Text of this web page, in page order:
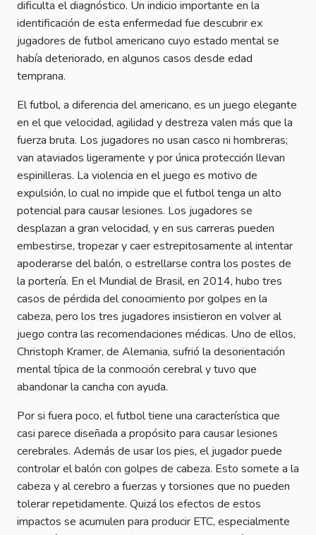
dificulta el diagnóstico. Un indicio importante en la
identificación de esta enfermedad fue descubrir ex
jugadores de futbol americano cuyo estado mental se
había deteriorado, en algunos casos desde edad
temprana.
El futbol, a diferencia del americano, es un juego elegante
en el que velocidad, agilidad y destreza valen más que la
fuerza bruta. Los jugadores no usan casco ni hombreras;
van ataviados ligeramente y por única protección llevan
espinilleras. La violencia en el juego es motivo de
expulsión, lo cual no impide que el futbol tenga un alto
potencial para causar lesiones. Los jugadores se
desplazan a gran velocidad, y en sus carreras pueden
embestirse, tropezar y caer estrepitosamente al intentar
apoderarse del balón, o estrellarse contra los postes de
la portería. En el Mundial de Brasil, en 2014, hubo tres
casos de pérdida del conocimiento por golpes en la
cabeza, pero los tres jugadores insistieron en volver al
juego contra las recomendaciones médicas. Uno de ellos,
Christoph Kramer, de Alemania, sufrió la desorientación
mental típica de la conmoción cerebral y tuvo que
abandonar la cancha con ayuda.
Por si fuera poco, el futbol tiene una característica que
casi parece diseñada a propósito para causar lesiones
cerebrales. Además de usar los pies, el jugador puede
controlar el balón con golpes de cabeza. Esto somete a la
cabeza y al cerebro a fuerzas y torsiones que no pueden
tolerar repetidamente. Quizá los efectos de estos
impactos se acumulen para producir ETC, especialmente